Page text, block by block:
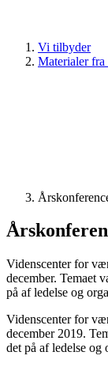
Vi tilbyder
Materialer
Videnscenter for
december. Temaet
på af ledelse og
Videnscenter for
december 2019.
det på af ledelse og